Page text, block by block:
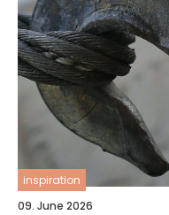
inspiration
09. June 2026